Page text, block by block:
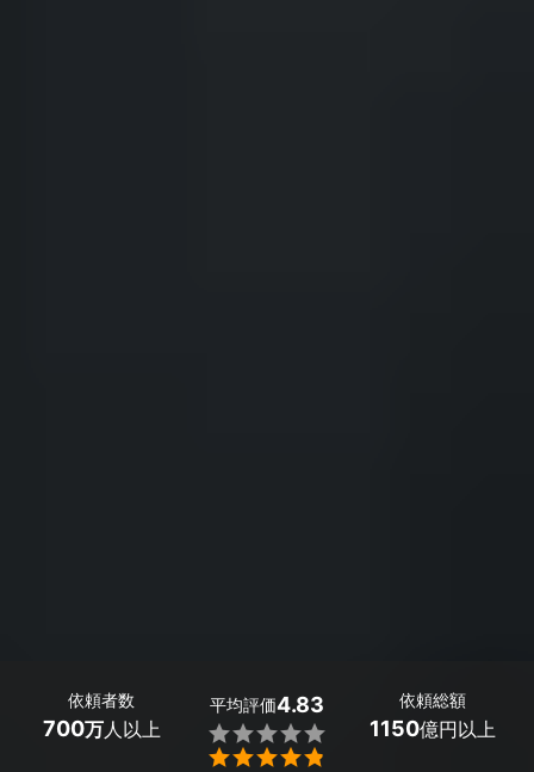
依頼者数
700万人以上
平均評価4.83


依頼総額
1150億円以上